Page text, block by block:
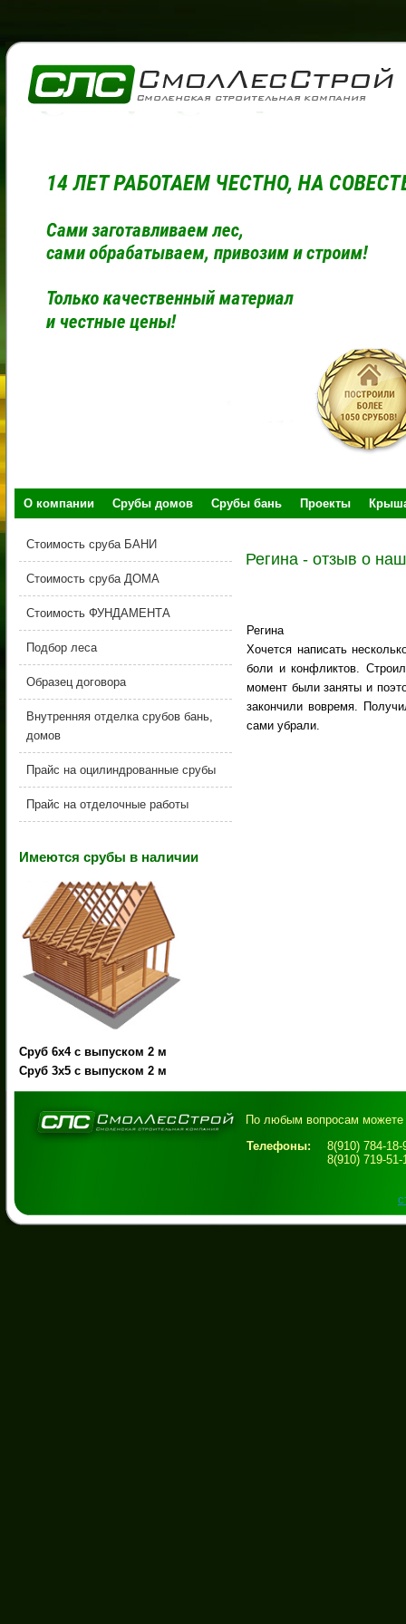
О компании Срубы домов Срубы бань Проекты
Стоимость сруба БАНИ
Стоимость сруба ДОМА
Стоимость ФУНДАМЕНТА
Подбор леса
Образец договора
Внутренняя отделка срубов бань,
домов
Прайс на оцилиндрованные срубы
Прайс на отделочные работы
Имеются срубы в наличии
Сруб 6х4 с выпуском 2 м
Сруб 3х5 с выпуском 2 м
Регина - отзыв о
Регина
Хочется написать
боли и конфликтов.
момент были заняты и
закончили вовремя.
сами убрали.
По любым вопросам можете
Телефоны:
8(910) 784-
8(910) 719-